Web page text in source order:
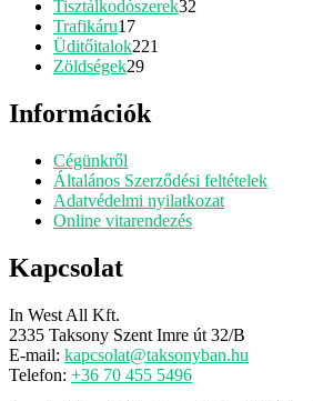
termék
Tisztálkodószerek32
Trafikáru1717
termék
Üditőitalok221
Zöldségek2929
Információk
Cégünkről
Általános Szerződési feltételek
Adatvédelmi nyilatkozat
Online vitarendezés
Kapcsolat
In West All Kft.
2335 Taksony Szent Imre út 32/B
E-mail: kapcsolat@taksonyban.hu
Telefon: +36 70 455 5496